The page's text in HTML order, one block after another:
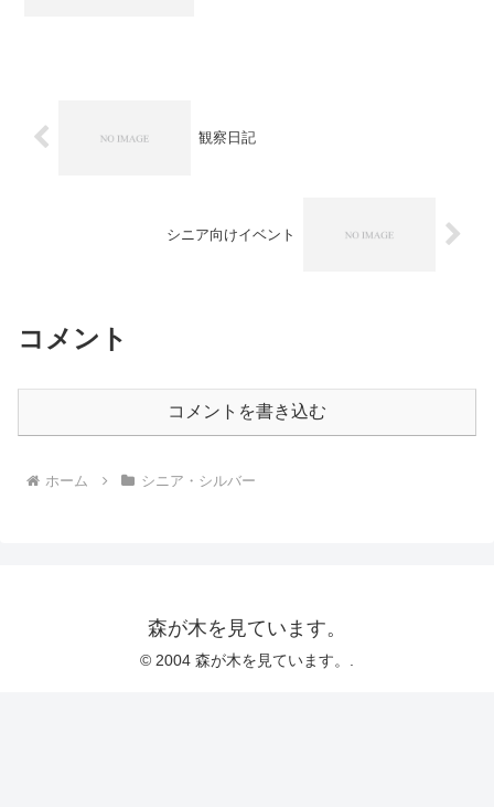
観察日記
シニア向けイベント
コメント
コメントを書き込む
ホーム シニア・シルバー
森が木を見ています。
© 2004 森が木を見ています。.